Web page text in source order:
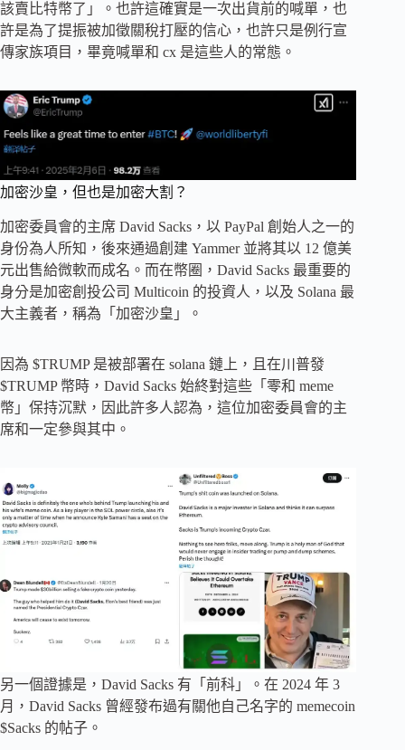
該賣比特幣了」。也許這確實是一次出貨前的喊單，也
許是為了提振被加徵關稅打壓的信心，也許只是例行宣
傳家族項目，畢竟喊單和 cx 是這些人的常態。
加密沙皇，但也是加密大割？
加密委員會的主席 David Sacks，以 PayPal 創始人之一的
身份為人所知，後來通過創建 Yammer 並將其以 12 億美
元出售給微軟而成名。而在幣圈，David Sacks 最重要的
身分是加密創投公司 Multicoin 的投資人，以及 Solana 最
大主義者，稱為「加密沙皇」。
因為 $TRUMP 是被部署在 solana 鏈上，且在川普發
$TRUMP 幣時，David Sacks 始終對這些「零和 meme
幣」保持沉默，因此許多人認為，這位加密委員會的主
席和一定參與其中。
另一個證據是，David Sacks 有「前科」。在 2024 年 3
月，David Sacks 曾經發布過有關他自己名字的 memecoin
$Sacks 的帖子。